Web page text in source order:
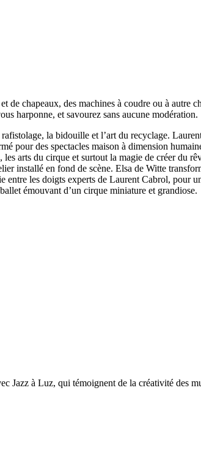
chapeaux, des machines à coudre ou à autre
harponne, et savourez sans aucune modération.
la bidouille et l’art du recyclage.
pour des spectacles maison à dimension
arts du cirque et surtout la magie de créer du
installé en fond de scène. Elsa de Witte
les doigts experts de Laurent Cabrol, pour
émouvant d’un cirque miniature et grandiose.
Jazz à Luz, qui témoignent de la créativité des